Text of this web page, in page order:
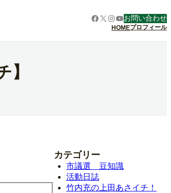
Facebook
X Instagram
YouTube
お問い合わせ
HOMEプロフィール
カテゴリー
市議選 豆知識
活動日誌
竹内充の上田あさイチ！